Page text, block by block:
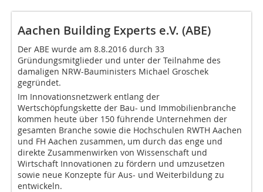
Aachen Building Experts e.V. (ABE)
Der ABE wurde am 8.8.2016 durch 33
Gründungsmitglieder und unter der Teilnahme des
damaligen NRW-Bauministers Michael Groschek
gegründet.
Im Innovationsnetzwerk entlang der
Wertschöpfungskette der Bau- und Immobilienbranche
kommen heute über 150 führende Unternehmen der
gesamten Branche sowie die Hochschulen RWTH Aachen
und FH Aachen zusammen, um durch das enge und
direkte Zusammenwirken von Wissenschaft und
Wirtschaft Innovationen zu fördern und umzusetzen
sowie neue Konzepte für Aus- und Weiterbildung zu
entwickeln.